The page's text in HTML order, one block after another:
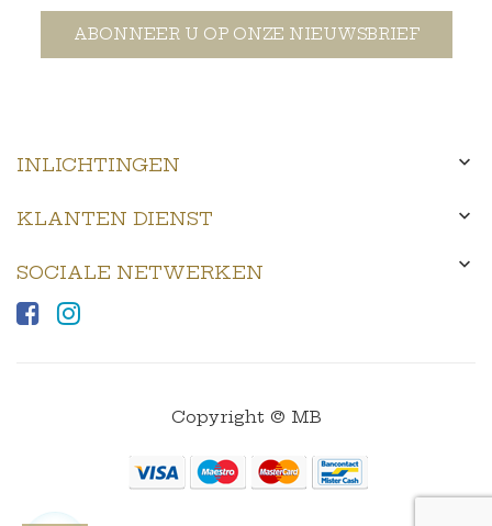
ABONNEER U OP ONZE NIEUWSBRIEF
INLICHTINGEN 
KLANTEN DIENST 
SOCIALE NETWERKEN 
Copyright © MB